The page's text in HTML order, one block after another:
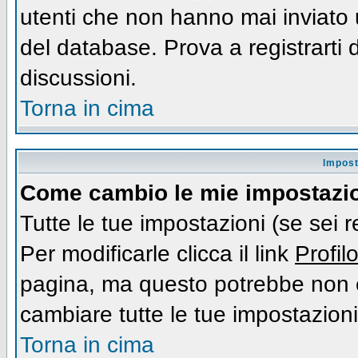
utenti che non hanno mai
del database. Prova a registrarti
discussioni.
Torna in cima
Come cambio le mie
Tutte le tue impostazioni (se sei
Per modificarle clicca il link Profilo
pagina, ma questo potrebbe
cambiare tutte le tue
Torna in cima